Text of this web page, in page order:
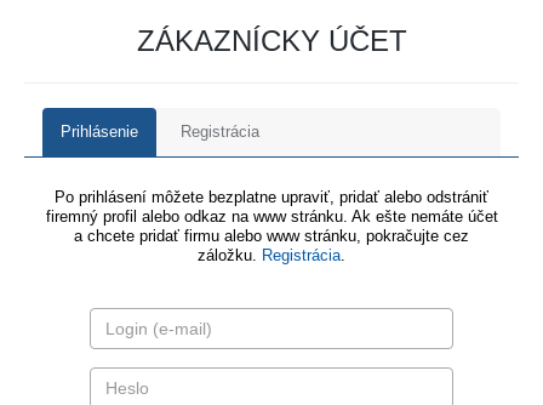
ZÁKAZNÍCKY ÚČET
Prihlásenie Registrácia
Po prihlásení môžete bezplatne upraviť, pridať alebo odstrániť
firemný profil alebo odkaz na www stránku. Ak ešte nemáte účet
a chcete pridať firmu alebo www stránku, pokračujte cez
záložku. Registrácia.